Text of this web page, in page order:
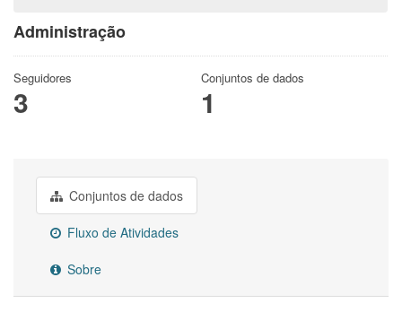
Administração
Seguidores
3
Conjuntos de dados
1
Conjuntos de dados
Fluxo de Atividades
Sobre